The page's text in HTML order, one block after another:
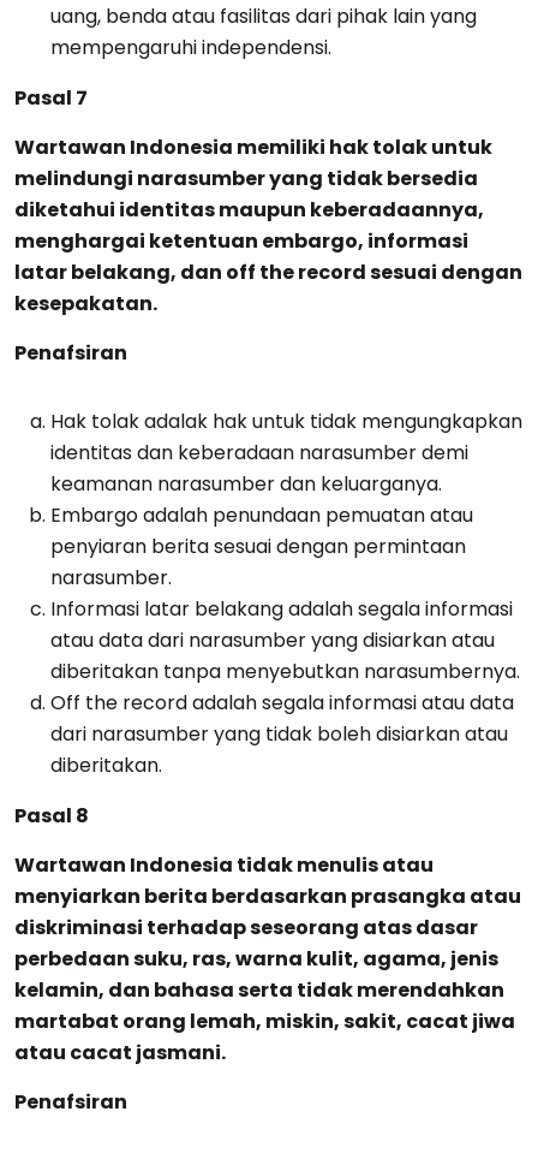
uang, benda atau fasilitas dari pihak lain yang
mempengaruhi independensi.
Pasal 7
Wartawan Indonesia memiliki hak tolak untuk
melindungi narasumber yang tidak bersedia
diketahui identitas maupun keberadaannya,
menghargai ketentuan embargo, informasi
latar belakang, dan off the record sesuai dengan
kesepakatan.
Penafsiran
Hak tolak adalak hak untuk tidak mengungkapkan
identitas dan keberadaan narasumber demi
keamanan narasumber dan keluarganya.
Embargo adalah penundaan pemuatan atau
penyiaran berita sesuai dengan permintaan
narasumber.
Informasi latar belakang adalah segala informasi
atau data dari narasumber yang disiarkan atau
diberitakan tanpa menyebutkan narasumbernya.
Off the record adalah segala informasi atau data
dari narasumber yang tidak boleh disiarkan atau
diberitakan.
Pasal 8
Wartawan Indonesia tidak menulis atau
menyiarkan berita berdasarkan prasangka atau
diskriminasi terhadap seseorang atas dasar
perbedaan suku, ras, warna kulit, agama, jenis
kelamin, dan bahasa serta tidak merendahkan
martabat orang lemah, miskin, sakit, cacat jiwa
atau cacat jasmani.
Penafsiran